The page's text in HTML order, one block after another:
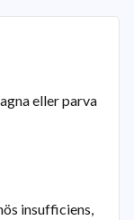
eller parva
insufficiens,